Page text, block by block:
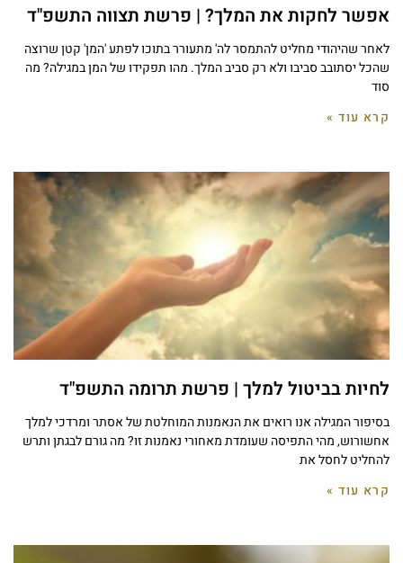
אפשר לחקות את המלך? | פרשת תצווה התשפ"ד
לאחר שהיהודי מחליט להתמסר לה' מתעורר בתוכו לפתע 'המן' קטן שרוצה
שהכל יסתובב סביבו ולא רק סביב המלך. מהו תפקידו של המן במגילה? מה
סוד
קרא עוד »
לחיות בביטול למלך | פרשת תרומה התשפ"ד
בסיפור המגילה אנו רואים את הנאמנות המוחלטת של אסתר ומרדכי למלך
אחשורוש, מהי התפיסה שעומדת מאחורי נאמנות זו? מה גורם לבגתן ותרש
להחליט לחסל את
קרא עוד »